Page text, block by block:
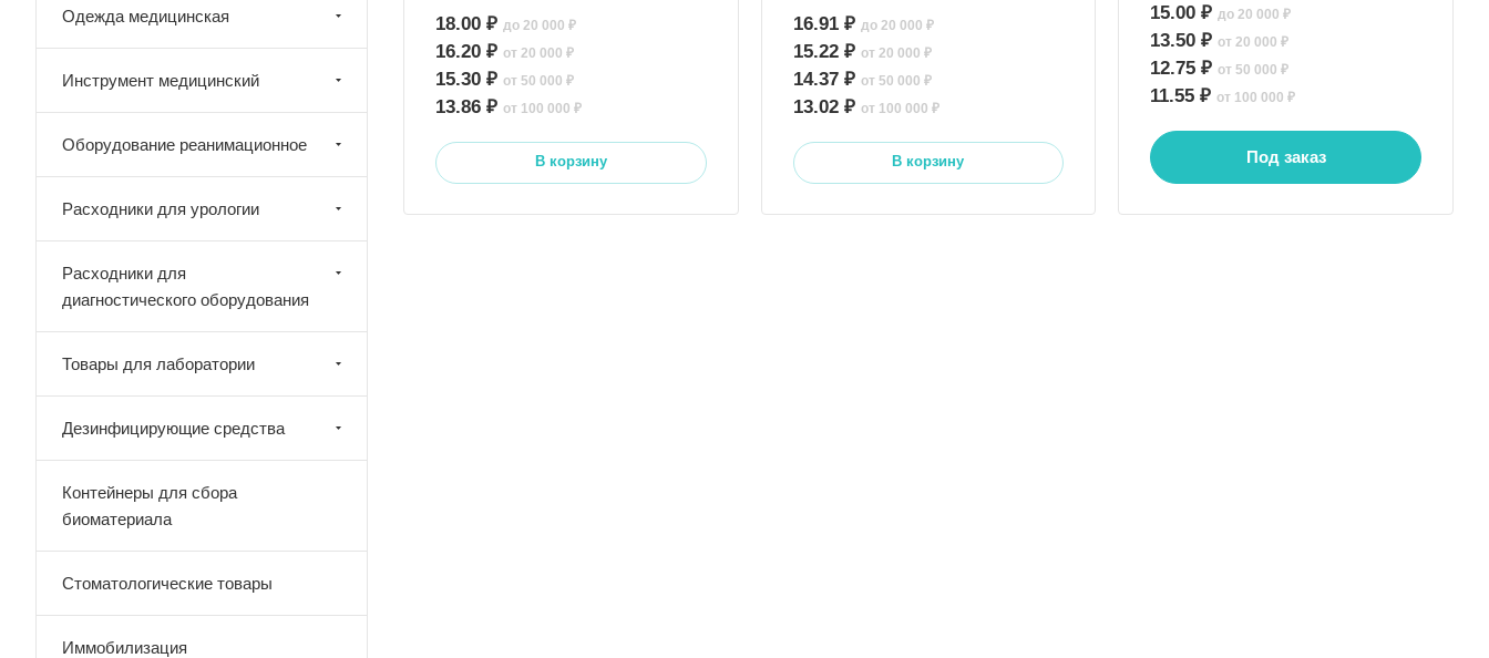
18.00 ₽ до 20 000 ₽
16.20 ₽ от 20 000 ₽
15.30 ₽ от 50 000 ₽
13.86 ₽ от 100 000 ₽
В корзину
16.91 ₽ до 20 000 ₽
15.22 ₽ от 20 000 ₽
14.37 ₽ от 50 000 ₽
13.02 ₽ от 100 000 ₽
В корзину
15.00 ₽ до 20 000 ₽
13.50 ₽от 20 000 ₽
12.75 ₽от 50 000 ₽
11.55 ₽от 100 000 ₽
Под заказ
Одежда медицинская
Инструмент медицинский
Оборудование реанимационное
Расходники для урологии
Расходники для
диагностического оборудования
Товары для лаборатории
Дезинфицирующие средства
Контейнеры для сбора
биоматериала
Стоматологические товары
Иммобилизация